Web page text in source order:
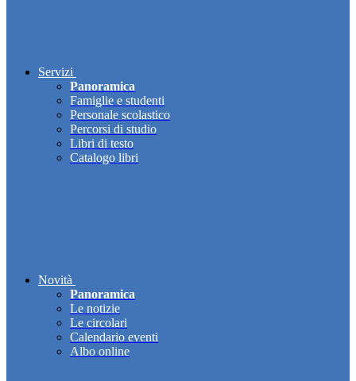
Servizi
Panoramica
Famiglie e studenti
Personale scolastico
Percorsi di studio
Libri di testo
Catalogo libri
Novità
Panoramica
Le notizie
Le circolari
Calendario eventi
Albo online